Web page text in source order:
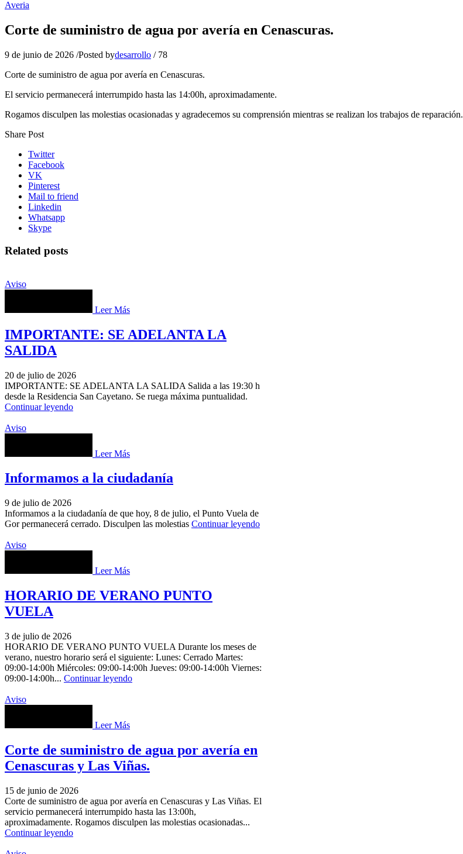
Averia
Corte de suministro de agua por avería en Cenascuras.
9 de junio de 2026 /Posted bydesarrollo / 78
Corte de suministro de agua por avería en Cenascuras.
El servicio permanecerá interrumpido hasta las 14:00h, aproximadamente.
Rogamos disculpen las molestias ocasionadas y agradecemos su comprensión mientras se realizan los trabajos de reparación.
Share Post
Twitter
Facebook
VK
Pinterest
Mail to friend
Linkedin
Whatsapp
Skype
Related posts
Aviso
Leer Más
IMPORTANTE: SE ADELANTA LA
SALIDA
20 de julio de 2026
IMPORTANTE: SE ADELANTA LA SALIDA Salida a las 19:30 h
desde la Residencia San Cayetano. Se ruega máxima puntualidad.
Continuar leyendo
Aviso
Leer Más
Informamos a la ciudadanía
9 de julio de 2026
Informamos a la ciudadanía de que hoy, 8 de julio, el Punto Vuela de
Gor permanecerá cerrado. Disculpen las molestias Continuar leyendo
Aviso
Leer Más
HORARIO DE VERANO PUNTO
VUELA
3 de julio de 2026
HORARIO DE VERANO PUNTO VUELA Durante los meses de
verano, nuestro horario será el siguiente: Lunes: Cerrado Martes:
09:00-14:00h Miércoles: 09:00-14:00h Jueves: 09:00-14:00h Viernes:
09:00-14:00h... Continuar leyendo
Aviso
Leer Más
Corte de suministro de agua por avería en
Cenascuras y Las Viñas.
15 de junio de 2026
Corte de suministro de agua por avería en Cenascuras y Las Viñas. El
servicio permanecerá interrumpido hasta las 13:00h,
aproximadamente. Rogamos disculpen las molestias ocasionadas...
Continuar leyendo